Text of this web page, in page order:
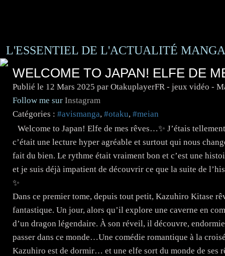
L'ESSENTIEL DE L'ACTUALITÉ
WELCOME TO JAPAN! ELFE DE
Publié le 12 Mars 2025 par OtakuplayerFR - jeux vidéo -
Follow me sur Instagram
Catégories : #avismanga, #otaku, #meian
Welcome to Japan! Elfe de mes rêves…✨️ J’étais
c’était une lecture hyper agréable et surtout qui nous
fait du bien. Le rythme était vraiment bon et c’est une
et je suis déjà impatient de découvrir ce que la suite de
✨️
Dans ce premier tome, depuis tout petit, Kazuhiro Kitase
fantastique. Un jour, alors qu’il explore une caverne en
d’un dragon légendaire. À son réveil, il découvre,
passer dans ce monde…Une comédie romantique à la
Kazuhiro est de dormir… et une elfe sort du monde de ses